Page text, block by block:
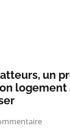
un
logement